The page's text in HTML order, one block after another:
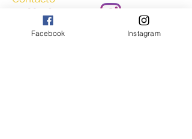
2226694827
ccasayestilo@gmail.
Facebook Instagram